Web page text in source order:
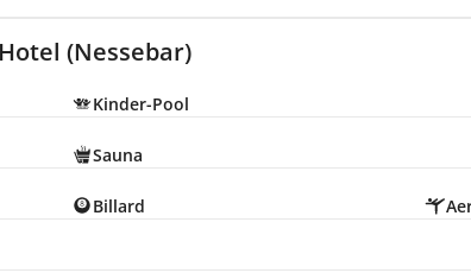
(Nessebar)
Kinder-Pool
Sauna
Billard